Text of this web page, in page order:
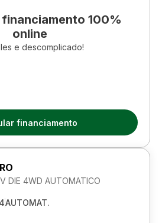
financiamento 100%
online
e descomplicado!
financiamento
DIE 4WD AUTOMATICO
AUTOMAT.